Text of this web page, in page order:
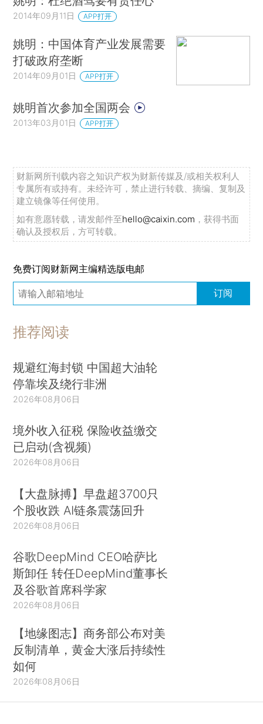
2014年09月11日 APP打开
姚明：中国体育产业发展需要
打破政府垄断
2014年09月01日 APP打开
姚明首次参加全国两会
2013年03月01日 APP打开
财新网所刊载内容之知识产权为财新传媒及/或相关权利人
专属所有或持有。未经许可，禁止进行转载、摘编、复制及
建立镜像等任何使用。
如有意愿转载，请发邮件至hello@caixin.com ，获得书面
确认及授权后，方可转载。
免费订阅财新网主编精选版电邮
订阅
推荐阅读
规避红海封锁 中国超大油轮
停靠埃及绕行非洲
2026年08月06日
境外收入征税 保险收益缴交
已启动(含视频)
2026年08月06日
【大盘脉搏】早盘超3700只
个股收跌 AI链条震荡回升
2026年08月06日
谷歌DeepMind CEO哈萨比
斯卸任 转任DeepMind董事长
及谷歌首席科学家
2026年08月06日
【地缘图志】商务部公布对美
反制清单，黄金大涨后持续性
如何
2026年08月06日